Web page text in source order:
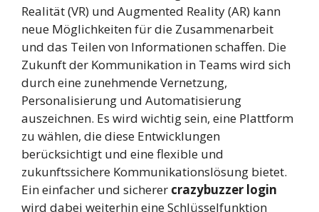
Realität (VR) und Augmented Reality (AR) kann
neue Möglichkeiten für die Zusammenarbeit
und das Teilen von Informationen schaffen. Die
Zukunft der Kommunikation in Teams wird sich
durch eine zunehmende Vernetzung,
Personalisierung und Automatisierung
auszeichnen. Es wird wichtig sein, eine Plattform
zu wählen, die diese Entwicklungen
berücksichtigt und eine flexible und
zukunftssichere Kommunikationslösung bietet.
Ein einfacher und sicherer crazybuzzer login
wird dabei weiterhin eine Schlüsselfunktion